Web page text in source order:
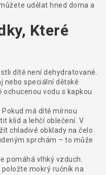
udělat hned doma a
Které
dítě není dehydratované.
nebo speciální dětské
vodu s kapkou
má dítě mírnou
klid a lehčí oblečení. V
chladivé obklady na čelo
sprchám – to může
pomáhá vlhký vzduch.
mokrý ručník na